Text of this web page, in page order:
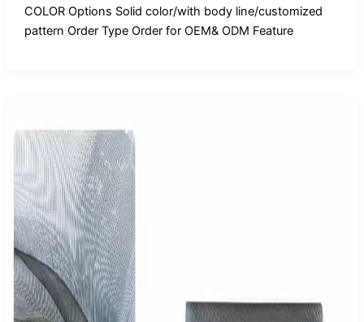
COLOR Options Solid color/with body line/customized
pattern Order Type Order for OEM& ODM Feature